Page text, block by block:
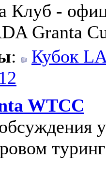
Клуб -
Granta
:
Кубок
WTCC